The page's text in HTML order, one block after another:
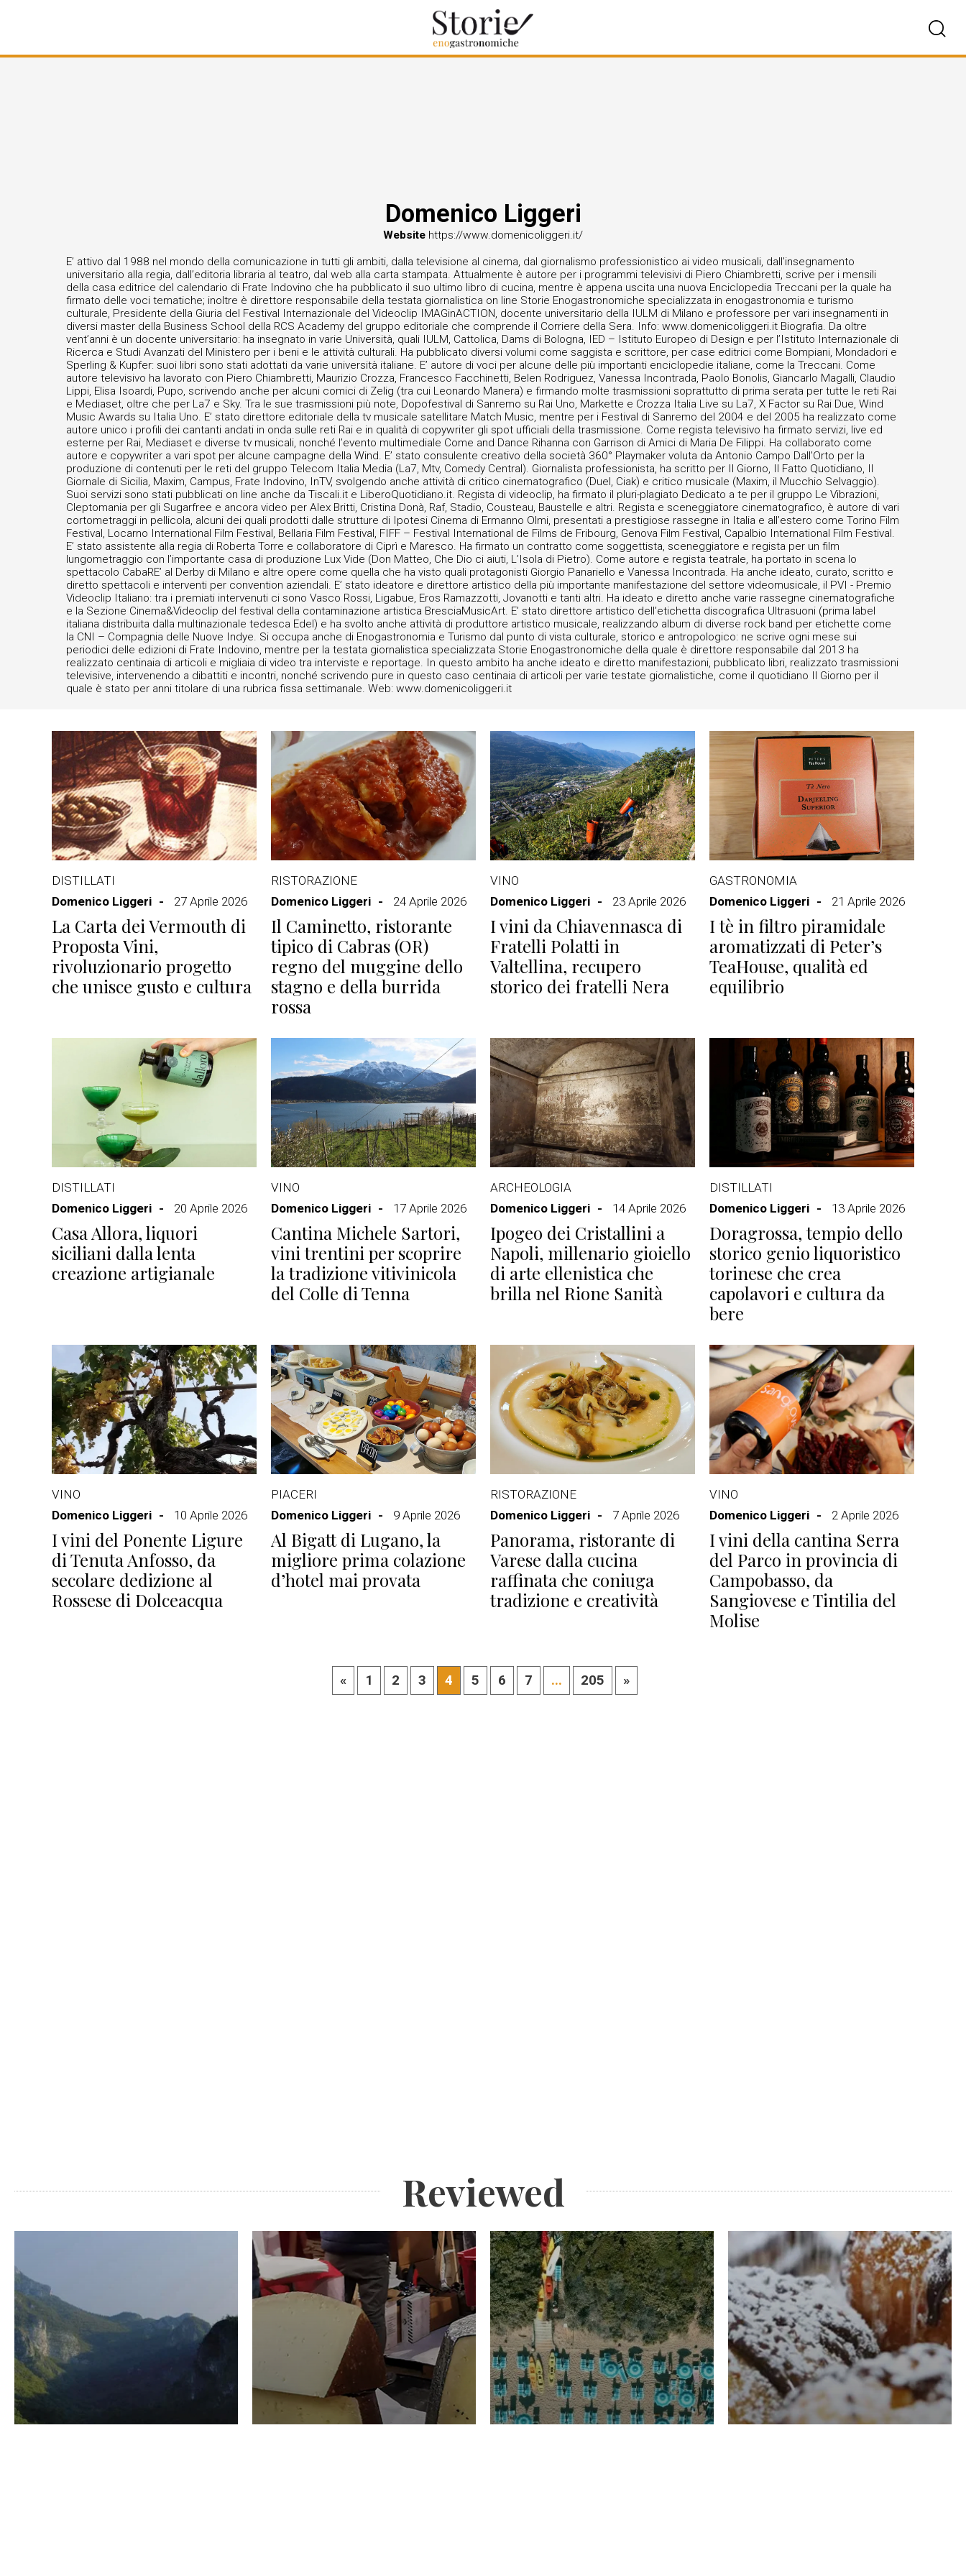
Domenico Liggeri
Website https://www.domenicoliggeri.it/
E’ attivo dal 1988 nel mondo della comunicazione in tutti gli ambiti, dalla televisione al cinema, dal giornalismo professionistico ai video musicali, dall’insegnamento
universitario alla regia, dall’editoria libraria al teatro, dal web alla carta stampata. Attualmente è autore per i programmi televisivi di Piero Chiambretti, scrive per i mensili
della casa editrice del calendario di Frate Indovino che ha pubblicato il suo ultimo libro di cucina, mentre è appena uscita una nuova Enciclopedia Treccani per la quale ha
firmato delle voci tematiche; inoltre è direttore responsabile della testata giornalistica on line Storie Enogastronomiche specializzata in enogastronomia e turismo
culturale, Presidente della Giuria del Festival Internazionale del Videoclip IMAGinACTION, docente universitario della IULM di Milano e professore per vari insegnamenti in
diversi master della Business School della RCS Academy del gruppo editoriale che comprende il Corriere della Sera. Info: www.domenicoliggeri.it Biografia. Da oltre
vent’anni è un docente universitario: ha insegnato in varie Università, quali IULM, Cattolica, Dams di Bologna, IED – Istituto Europeo di Design e per l’Istituto Internazionale di
Ricerca e Studi Avanzati del Ministero per i beni e le attività culturali. Ha pubblicato diversi volumi come saggista e scrittore, per case editrici come Bompiani, Mondadori e
Sperling & Kupfer: suoi libri sono stati adottati da varie università italiane. E’ autore di voci per alcune delle più importanti enciclopedie italiane, come la Treccani. Come
autore televisivo ha lavorato con Piero Chiambretti, Maurizio Crozza, Francesco Facchinetti, Belen Rodriguez, Vanessa Incontrada, Paolo Bonolis, Giancarlo Magalli, Claudio
Lippi, Elisa Isoardi, Pupo, scrivendo anche per alcuni comici di Zelig (tra cui Leonardo Manera) e firmando molte trasmissioni soprattutto di prima serata per tutte le reti Rai
e Mediaset, oltre che per La7 e Sky. Tra le sue trasmissioni più note, Dopofestival di Sanremo su Rai Uno, Markette e Crozza Italia Live su La7, X Factor su Rai Due, Wind
Music Awards su Italia Uno. E’ stato direttore editoriale della tv musicale satellitare Match Music, mentre per i Festival di Sanremo del 2004 e del 2005 ha realizzato come
autore unico i profili dei cantanti andati in onda sulle reti Rai e in qualità di copywriter gli spot ufficiali della trasmissione. Come regista televisivo ha firmato servizi, live ed
esterne per Rai, Mediaset e diverse tv musicali, nonché l’evento multimediale Come and Dance Rihanna con Garrison di Amici di Maria De Filippi. Ha collaborato come
autore e copywriter a vari spot per alcune campagne della Wind. E’ stato consulente creativo della società 360° Playmaker voluta da Antonio Campo Dall’Orto per la
produzione di contenuti per le reti del gruppo Telecom Italia Media (La7, Mtv, Comedy Central). Giornalista professionista, ha scritto per Il Giorno, Il Fatto Quotidiano, Il
Giornale di Sicilia, Maxim, Campus, Frate Indovino, InTV, svolgendo anche attività di critico cinematografico (Duel, Ciak) e critico musicale (Maxim, il Mucchio Selvaggio).
Suoi servizi sono stati pubblicati on line anche da Tiscali.it e LiberoQuotidiano.it. Regista di videoclip, ha firmato il pluri-plagiato Dedicato a te per il gruppo Le Vibrazioni,
Cleptomania per gli Sugarfree e ancora video per Alex Britti, Cristina Donà, Raf, Stadio, Cousteau, Baustelle e altri. Regista e sceneggiatore cinematografico, è autore di vari
cortometraggi in pellicola, alcuni dei quali prodotti dalle strutture di Ipotesi Cinema di Ermanno Olmi, presentati a prestigiose rassegne in Italia e all’estero come Torino Film
Festival, Locarno International Film Festival, Bellaria Film Festival, FIFF – Festival International de Films de Fribourg, Genova Film Festival, Capalbio International Film Festival.
E’ stato assistente alla regia di Roberta Torre e collaboratore di Ciprì e Maresco. Ha firmato un contratto come soggettista, sceneggiatore e regista per un film
lungometraggio con l’importante casa di produzione Lux Vide (Don Matteo, Che Dio ci aiuti, L’Isola di Pietro). Come autore e regista teatrale, ha portato in scena lo
spettacolo CabaRE’ al Derby di Milano e altre opere come quella che ha visto quali protagonisti Giorgio Panariello e Vanessa Incontrada. Ha anche ideato, curato, scritto e
diretto spettacoli e interventi per convention aziendali. E’ stato ideatore e direttore artistico della più importante manifestazione del settore videomusicale, il PVI - Premio
Videoclip Italiano: tra i premiati intervenuti ci sono Vasco Rossi, Ligabue, Eros Ramazzotti, Jovanotti e tanti altri. Ha ideato e diretto anche varie rassegne cinematografiche
e la Sezione Cinema&Videoclip del festival della contaminazione artistica BresciaMusicArt. E’ stato direttore artistico dell’etichetta discografica Ultrasuoni (prima label
italiana distribuita dalla multinazionale tedesca Edel) e ha svolto anche attività di produttore artistico musicale, realizzando album di diverse rock band per etichette come
la CNI – Compagnia delle Nuove Indye. Si occupa anche di Enogastronomia e Turismo dal punto di vista culturale, storico e antropologico: ne scrive ogni mese sui
periodici delle edizioni di Frate Indovino, mentre per la testata giornalistica specializzata Storie Enogastronomiche della quale è direttore responsabile dal 2013 ha
realizzato centinaia di articoli e migliaia di video tra interviste e reportage. In questo ambito ha anche ideato e diretto manifestazioni, pubblicato libri, realizzato trasmissioni
televisive, intervenendo a dibattiti e incontri, nonché scrivendo pure in questo caso centinaia di articoli per varie testate giornalistiche, come il quotidiano Il Giorno per il
quale è stato per anni titolare di una rubrica fissa settimanale. Web: www.domenicoliggeri.it
DISTILLATI
Domenico Liggeri
27 Aprile 2026
La Carta dei Vermouth di
Proposta Vini,
rivoluzionario progetto
che unisce gusto e cultura
RISTORAZIONE
Domenico Liggeri
24 Aprile 2026
Il Caminetto, ristorante
tipico di Cabras (OR)
regno del muggine dello
stagno e della burrida
rossa
VINO
Domenico Liggeri
23 Aprile 2026
I vini da Chiavennasca di
Fratelli Polatti in
Valtellina, recupero
storico dei fratelli Nera
GASTRONOMIA
Domenico Liggeri
21 Aprile 2026
I tè in filtro piramidale
aromatizzati di Peter’s
TeaHouse, qualità ed
equilibrio
DISTILLATI
Domenico Liggeri
20 Aprile 2026
Casa Allora, liquori
siciliani dalla lenta
creazione artigianale
VINO
Domenico Liggeri
17 Aprile 2026
Cantina Michele Sartori,
vini trentini per scoprire
la tradizione vitivinicola
del Colle di Tenna
ARCHEOLOGIA
Domenico Liggeri
14 Aprile 2026
Ipogeo dei Cristallini a
Napoli, millenario gioiello
di arte ellenistica che
brilla nel Rione Sanità
DISTILLATI
Domenico Liggeri
13 Aprile 2026
Doragrossa, tempio dello
storico genio liquoristico
torinese che crea
capolavori e cultura da
bere
VINO
Domenico Liggeri
10 Aprile 2026
I vini del Ponente Ligure
di Tenuta Anfosso, da
secolare dedizione al
Rossese di Dolceacqua
PIACERI
Domenico Liggeri
9 Aprile 2026
Al Bigatt di Lugano, la
migliore prima colazione
d’hotel mai provata
RISTORAZIONE
Domenico Liggeri
7 Aprile 2026
Panorama, ristorante di
Varese dalla cucina
raffinata che coniuga
tradizione e creatività
VINO
Domenico Liggeri
2 Aprile 2026
I vini della cantina Serra
del Parco in provincia di
Campobasso, da
Sangiovese e Tintilia del
Molise
« 1 2 3 4 5 6 7 ... 205 »
Reviewed